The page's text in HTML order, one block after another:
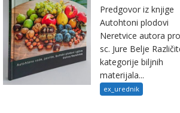
Predgovor iz knjige
Autohtoni plodovi
Neretvice autora
sc. Jure Belje
kategorije biljnih
materijala...
ex_urednik